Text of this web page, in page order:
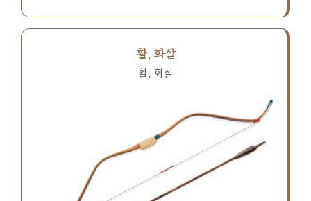
활, 화살
활, 화살